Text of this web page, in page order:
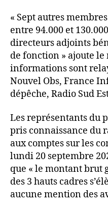
« Sept autres
entre 94.000 et
directeurs adjoints
de fonction » ajoute le
informations sont
Nouvel Obs, France
dépêche, Radio Sud
Les représentants du
pris connaissance du
aux comptes sur les
lundi 20 septembre
que « le montant brut
des 3 hauts cadres
aucune mention des